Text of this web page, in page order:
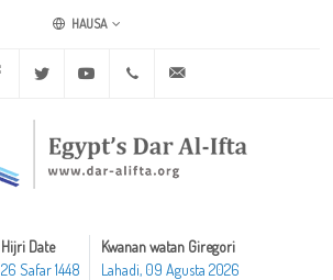
HAUSA
Facebook Twitter Youtube +20 2 25970400
Hijri Date
26 Safar 1448
Kwanan watan Giregori
Lahadi, 09 Agusta 2026